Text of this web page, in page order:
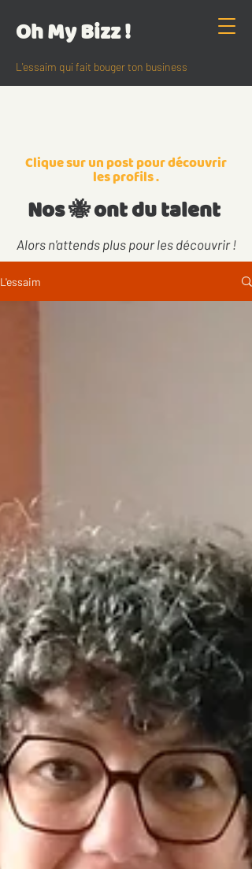
Oh My Bizz !
L'essaim qui fait bouger ton business
Cliquesur un post pour découvrir
les profils .
Nos 🐝 ont du talent
Alors n'attends plus pour les découvrir !
L'essaim